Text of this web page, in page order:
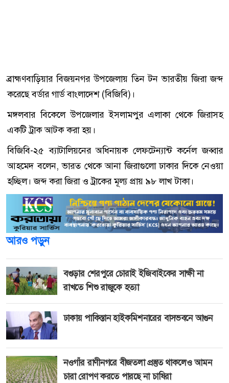
ব্রাহ্মণবাড়িয়ার বিজয়নগর উপজেলায় তিন টন ভারতীয় জিরা জব্দ
করেছে বর্ডার গার্ড বাংলাদেশ (বিজিবি)।
মঙ্গলবার বিকেলে উপজেলার ইসলামপুর এলাকা থেকে জিরাসহ
একটি ট্রাক আটক করা হয়।
বিজিবি-২৫ ব্যাটালিয়নের অধিনায়ক লেফটেন্যান্ট কর্নেল জব্বার
আহমেদ বলেন, ভারত থেকে আনা জিরাগুলো ঢাকার দিকে নেওয়া
হচ্ছিল। জব্দ করা জিরা ও ট্রাকের মূল্য প্রায় ৯৮ লাখ টাকা।
আরও পড়ুন
বগুড়ার শেরপুরে চোরাই ইজিবাইকের সাক্ষী না
রাখতে শিশু রাজুকে হত্যা
ঢাকায় পাকিস্তান হাইকমিশনারের বাসভবনে আগুন
নওগাঁর রাণীনগরে বীজতলা প্রস্তুত থাকলেও আমন
চারা রোপণ করতে পারছে না চাষিরা